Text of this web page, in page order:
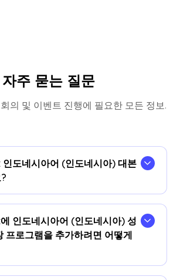
자주 묻는 질문
의 및 이벤트 진행에 필요한 모든 정보.
도네시아어 (인도네시아) 대본
할 수 있습니다!
인도네시아어 (인도네시아) 성
프로그램을 추가하려면 어떻게
니다JotMe 크롬 확장 프로그램크롬